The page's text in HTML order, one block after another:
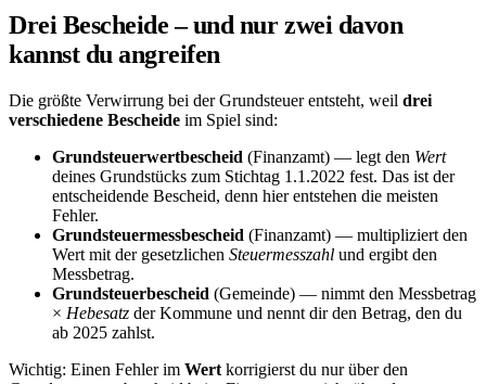
Drei Bescheide – und nur zwei davon
kannst du angreifen
Die größte Verwirrung bei der Grundsteuer entsteht, weil drei
verschiedene Bescheide im Spiel sind:
Grundsteuerwertbescheid (Finanzamt) — legt den Wert
deines Grundstücks zum Stichtag 1.1.2022 fest. Das ist der
entscheidende Bescheid, denn hier entstehen die meisten
Fehler.
Grundsteuermessbescheid (Finanzamt) — multipliziert den
Wert mit der gesetzlichen Steuermesszahl und ergibt den
Messbetrag.
Grundsteuerbescheid (Gemeinde) — nimmt den Messbetrag
× Hebesatz der Kommune und nennt dir den Betrag, den du
ab 2025 zahlst.
Wichtig: Einen Fehler im Wert korrigierst du nur über den